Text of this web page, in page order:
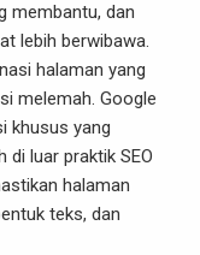
membantu, dan
lebih berwibawa.
halaman yang
melemah. Google
khusus yang
luar praktik SEO
halaman
teks, dan